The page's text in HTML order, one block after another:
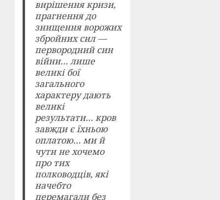
вирішення кризи,
прагнення до
знищення ворожих
збройних сил —
первородний син
війни… лише
великі бої
загального
характеру дають
великі
результати… кров
завжди є їхньою
оплатою… ми й
чути не хочемо
про тих
полководців, які
начебто
перемагали без